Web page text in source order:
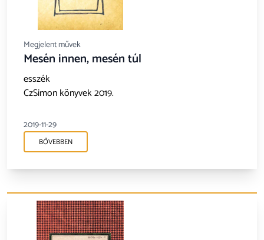
Megjelent művek
Mesén innen, mesén túl
esszék
CzSimon könyvek 2019.
2019-11-29
BŐVEBBEN